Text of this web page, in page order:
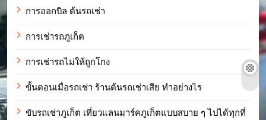
การออกบิล ต้นรถเช่า
การเช่ารถภูเก็ต
การเช่ารถไม่ให้ถูกโกง
ขั้นตอนเมื่อรถเช่า ร้านต้นรถเช่าเสีย ทำอย่างไร
ขับรถเช่าภูเก็ต เที่ยวแลนมาร์คภูเก็ตแบบสบาย ๆ ไปได้ทุกที่